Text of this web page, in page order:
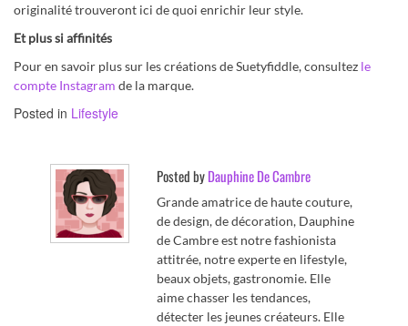
originalité trouveront ici de quoi enrichir leur style.
Et plus si affinités
Pour en savoir plus sur les créations de Suetyfiddle, consultez le
compte Instagram de la marque.
Posted in Lifestyle
Posted byDauphine De Cambre
Grande amatrice de haute couture,
de design, de décoration, Dauphine
de Cambre est notre fashionista
attitrée, notre experte en lifestyle,
beaux objets, gastronomie. Elle
aime chasser les tendances,
détecter les jeunes créateurs. Elle